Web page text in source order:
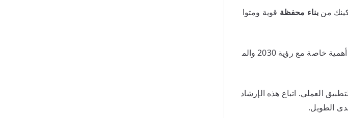
من بناء محفظة قوية ومتوا
. هذا الأمر يكتسب أهمية خاصة مع رؤية 2030 والم
العملي. اتباع هذه الإرشاد
الطويل.